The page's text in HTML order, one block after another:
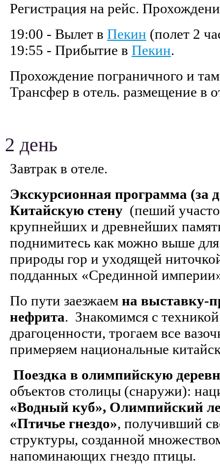
Регистрация на рейс.
19:00 - Вылет в Пекин (полет 2
19:55 - Прибытие в Пекин.
Прохождение пограничного и
Трансфер в отель. размещение в
2 день
Завтрак в отеле.
Экскурсионная программа (за
Китайскую стену (пеший
крупнейших и древнейших
поднимитесь как можно выше
природы гор и уходящей
подданных «Срединной
По пути заезжаем на выставку-
нефрита. Знакомимся с
драгоценности, трогаем все
примеряем национальные
Поездка в олимпийскую
объектов столицы (снаружи):
«Водный куб», Олимпийский
«Птичье гнездо», получивший
структуры, созданной
напоминающих гнездо птицы.